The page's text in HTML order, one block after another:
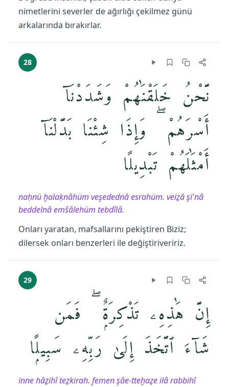
nimetlerini severler de ağırlığı çekilmez günü
arkalarında bırakırlar.
28
نَّحْنُ خَلَقْنَٰهُمْ وَشَدَدْنَآ
أَسْرَهُمْ ۖ وَإِذَا شِئْنَا بَدَّلْنَآ
أَمْثَٰلَهُمْ تَبْدِيلًا
naḥnü ḫalaḳnâhüm veşedednâ esrahüm. veiẕâ şi'nâ
beddelnâ emŝâlehüm tebdîlâ.
Onları yaratan, mafsallarını pekiştiren Biziz;
dilersek onları benzerleri ile değiştiriveririz.
29
إِنَّ هَٰذِهِۦ تَذْكِرَةٌۭ ۖ فَمَن
شَآءَ ٱتَّخَذَ إِلَىٰ رَبِّهِۦ سَبِيلًۭا
inne hâẕihî teẕkirah. femen şâe-tteḫaẕe ilâ rabbihî